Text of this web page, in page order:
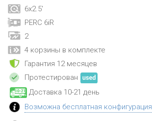
6x2.5'
PERC 6iR
2
4 корзины в комплекте
Гарантия 12 месяцев
Протестирован
Доставка 10-21 день
Возможна бесплатная конфигурация